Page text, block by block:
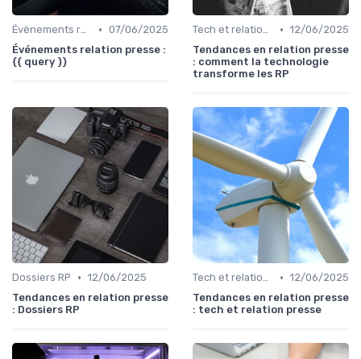
Évènements relation presse • 07/06/2025
Événements relation presse :
{{ query }}
Tech et relation presse • 12/06/2025
Tendances en relation presse
: comment la technologie
transforme les RP
Dossiers RP • 12/06/2025
Tendances en relation presse
: Dossiers RP
Tech et relation presse • 12/06/2025
Tendances en relation presse
: tech et relation presse